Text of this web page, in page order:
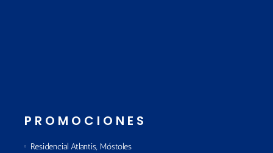
PROMOCIONES
Residencial Atlantis, Móstoles